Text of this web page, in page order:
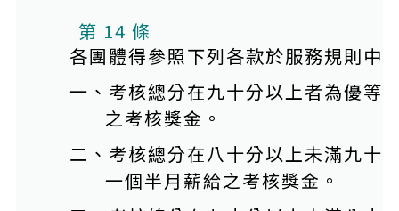
第 14 條
各團體得參照下列各款於服務規則中
一、考核總分在九十分以上者為優等
之考核獎金。
二、考核總分在八十分以上未滿九十
一個半月薪給之考核獎金。